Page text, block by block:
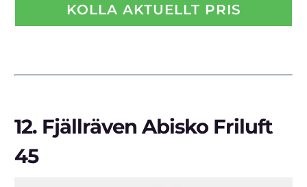
KOLLA AKTUELLT PRIS
12. Fjällräven Abisko Friluft
45